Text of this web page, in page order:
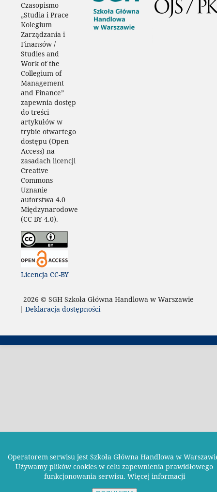
Czasopismo
„Studia i Prace
Kolegium
Zarządzania i
Finansów /
Studies and
Work of the
Collegium of
Management
and Finance”
zapewnia dostęp
do treści
artykułów w
trybie otwartego
dostępu (Open
Access) na
zasadach licencji
Creative
Commons
Uznanie
autorstwa 4.0
Międzynarodowe
(CC BY 4.0).
Licencja CC-BY
2026 © SGH Szkoła Główna Handlowa w Warszawie
| Deklaracja dostępności
Operatorem serwisu jest Szkoła Główna Handlowa w
Używamy plików cookies w celu zapewnienia prawidłowego
funkcjonowania serwisu. Więcej informacji